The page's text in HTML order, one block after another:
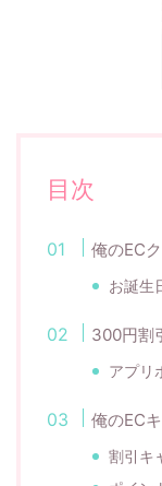
目次
俺のEC
お誕生
300円割
アプリ
俺のEC
割引キ